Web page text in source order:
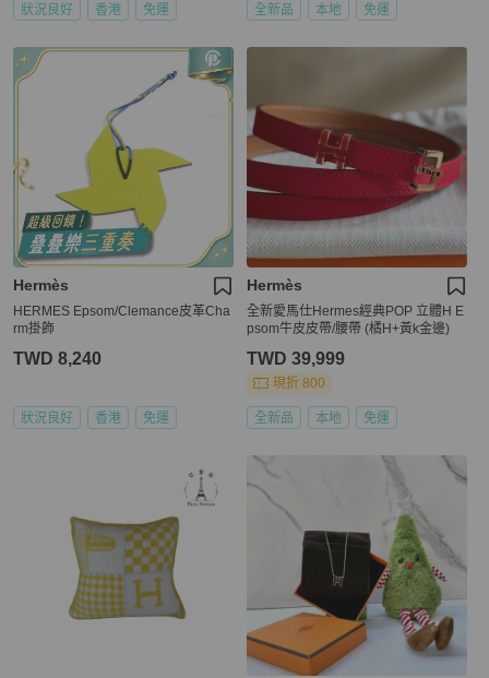
狀況良好 香港 免運 全新品 本地 免運
Hermès
HERMES Epsom/Clemance皮革Cha
rm掛飾
TWD 8,240
狀況良好 香港 免運
Hermès
全新愛馬仕Hermes經典POP 立體H E
psom牛皮皮帶/腰帶 (橘H+黃k金邊)
TWD 39,999
現折 800
全新品 本地 免運